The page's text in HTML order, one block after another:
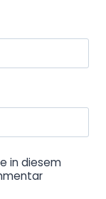
in diesem